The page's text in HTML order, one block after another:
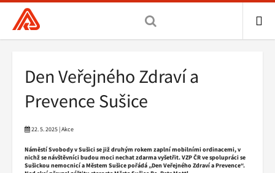
Všeobecná
zdravotní
hlavní
stránka
Drobečková
navigace
Den Veřejného Zdraví a
Prevence Sušice
22. 5. 2025 | Akce
Náměstí Svobody v Sušici se již druhým rokem zaplní mobilními ordinacemi, v
nichž se návštěvníci budou moci nechat zdarma vyšetřit. VZP ČR ve spolupráci se
Sušickou nemocnicí a Městem Sušice pořádá „Den Veřejného Zdraví a Prevence“.